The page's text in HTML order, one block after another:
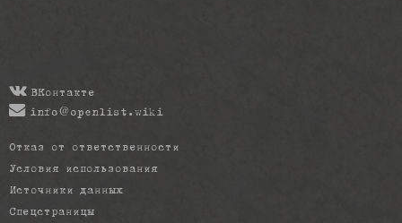
ВКонтакте
info@openlist.wiki
Отказ от ответственности
Условия использования
Источники данных
Спецстраницы